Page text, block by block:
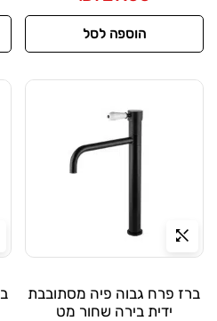
הוספה לסל
ברז פרח גבוה פיה מסתובבת
ידית בירה שחור מט